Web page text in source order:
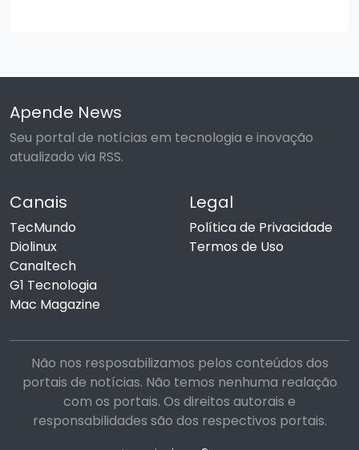
Apende News
Seu portal de notícias em tecnologia e inovação
atualizado via RSS.
Canais
TecMundo
Diolinux
Canaltech
G1 Tecnologia
Mac Magazine
Legal
Política de Privacidade
Termos de Uso
Não nos resposabilizamos pelos conteúdos dos
portais de notícias. Não temos nenhuma realação
com os portais. Os direitos autorais e
responsabilidades são dos respectivos portais.